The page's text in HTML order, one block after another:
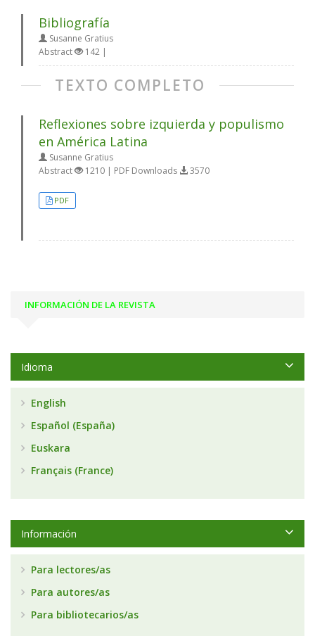
Bibliografía
Susanne Gratius
Abstract
142 |
TEXTO COMPLETO
Reflexiones sobre izquierda y populismo
en América Latina
Susanne Gratius
Abstract
1210 | PDF Downloads 3570
PDF
INFORMACIÓN DE LA REVISTA
Idioma
English
Español (España)
Euskara
Français (France)
Información
Para lectores/as
Para autores/as
Para bibliotecarios/as